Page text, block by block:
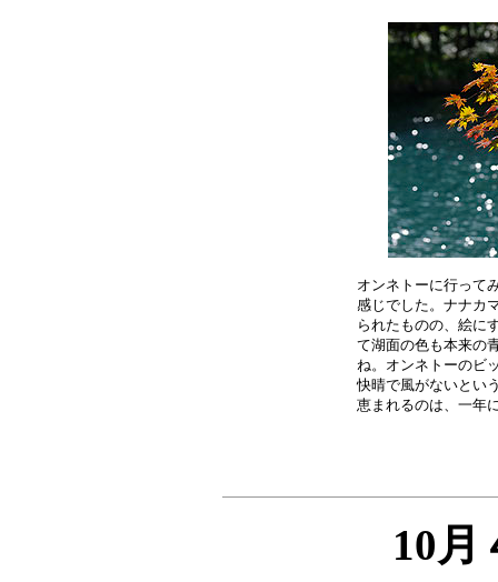
オンネトーに行って
感じでした。ナナカ
られたものの、絵に
て湖面の色も本来の
ね。オンネトーのビ
快晴で風がないとい
10月